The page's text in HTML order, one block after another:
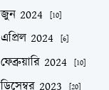
জুন 2024 [10]
এপ্রিল 2024 [6]
ফেব্রুয়ারি 2024 [10]
ডিসেম্বর 2023 [20]